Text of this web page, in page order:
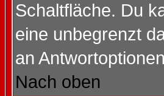
Schaltfläche. Du
eine unbegrenzt
an
Nach oben